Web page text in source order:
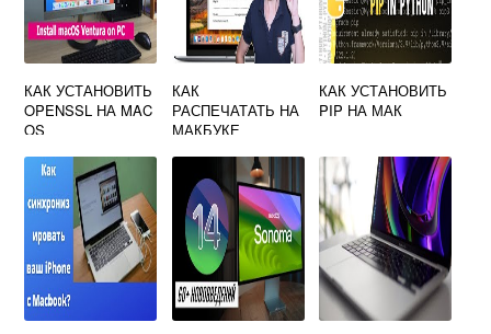
КАК УСТАНОВИТЬ
OPENSSL НА MAC
OS
КАК
РАСПЕЧАТАТЬ НА
МАКБУКЕ
КАК УСТАНОВИТЬ
PIP НА МАК